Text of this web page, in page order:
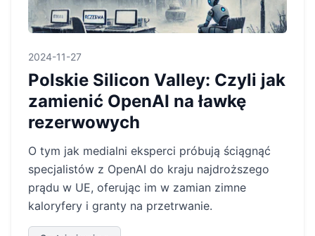
2024-11-27
Polskie Silicon Valley: Czyli jak
zamienić OpenAI na ławkę
rezerwowych
O tym jak medialni eksperci próbują ściągnąć
specjalistów z OpenAI do kraju najdroższego
prądu w UE, oferując im w zamian zimne
kaloryfery i granty na przetrwanie.